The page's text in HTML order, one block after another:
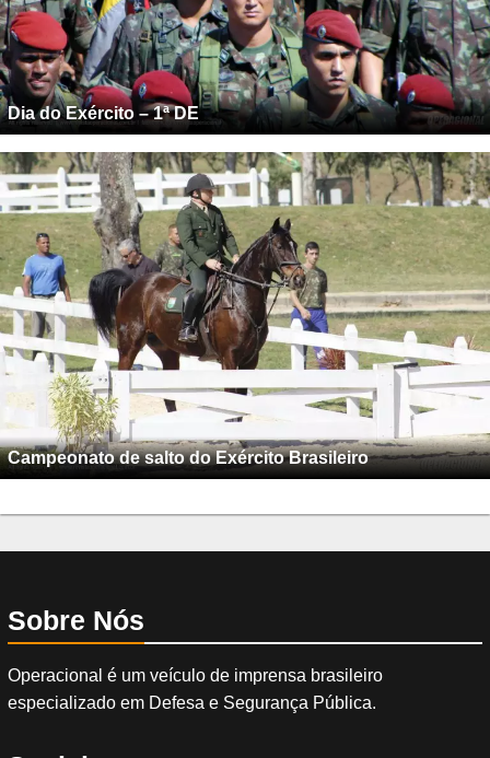
Dia do Exército – 1ª DE
Campeonato de salto do Exército Brasileiro
Sobre Nós
Operacional é um veículo de imprensa brasileiro
especializado em Defesa e Segurança Pública.